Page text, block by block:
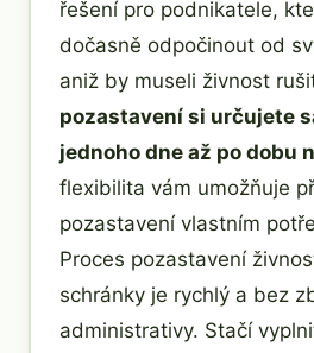
řešení pro podnikatele,
dočasně odpočinout od
aniž by museli živnost
pozastavení si určujete
jednoho dne až po dobu
flexibilita vám umožňuje
pozastavení vlastním
Proces pozastavení
schránky je rychlý a bez
administrativy. Stačí